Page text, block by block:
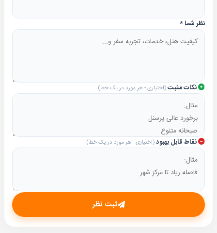
نظر شما*
نکات مثبت(اختیاری - هر مورد در یک خط)
نقاط قابل بهبود(اختیاری - هر مورد در یک خط)
ثبت نظر